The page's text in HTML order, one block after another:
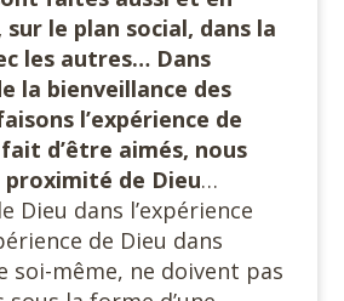
le plan social, dans la
les autres… Dans
la bienveillance des
l’expérience de
d’être aimés, nous
de Dieu…
Dieu dans l’expérience
de Dieu dans
soi-même, ne doivent pas